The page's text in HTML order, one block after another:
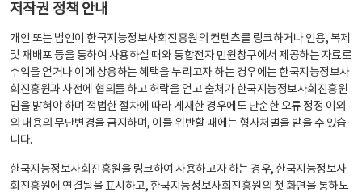
저작권 정책 안내
개인 또는 법인이 한국지능정보사회진흥원의 컨텐츠를 링크하거나 인용, 복제
및 재배포 등을 통하여 사용하실 때와 통합전자 민원창구에서 제공하는 자료로
수익을 얻거나 이에 상응하는 혜택을 누리고자 하는 경우에는 한국지능정보사
회진흥원과 사전에 협의를 하고 허락을 얻고 출처가 한국지능정보사회진흥원
임을 밝혀야 하며 적법한 절차에 따라 게재한 경우에도 단순한 오류 정정 이외
의 내용의 무단변경을 금지하며, 이를 위반할 때에는 형사처벌을 받을 수 있습
니다.
한국지능정보사회진흥원을 링크하여 사용하고자 하는 경우, 한국지능정보사
회진흥원에 연결됨을 표시하고, 한국지능정보사회진흥원의 첫 화면을 통하도